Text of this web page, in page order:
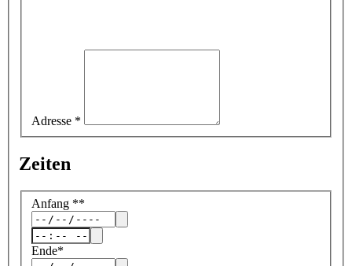
Adresse *
Zeiten
Anfang **
Ende*